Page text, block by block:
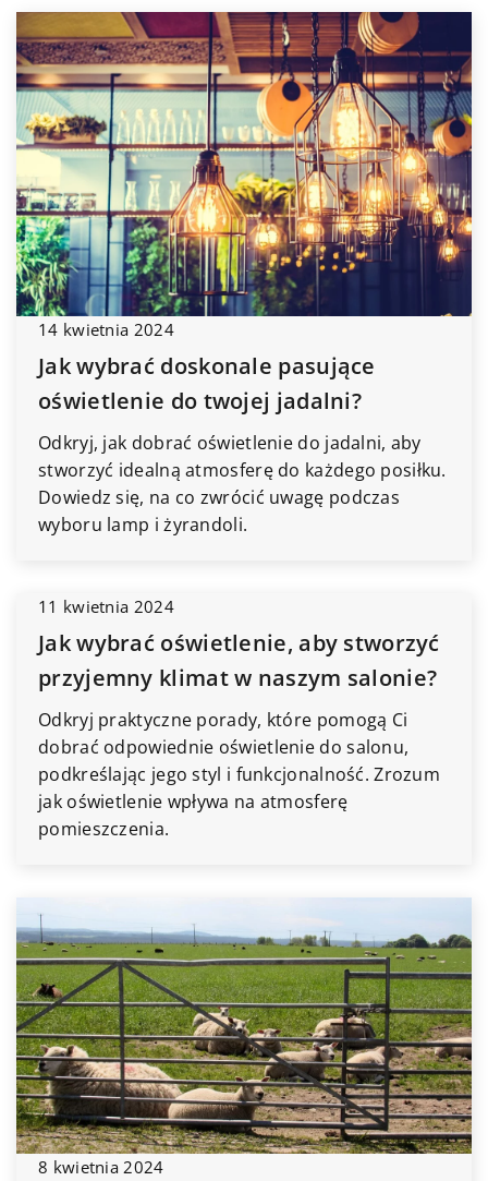
14 kwietnia 2024
Jak wybrać doskonale pasujące
oświetlenie do twojej jadalni?
Odkryj, jak dobrać oświetlenie do jadalni, aby
stworzyć idealną atmosferę do każdego posiłku.
Dowiedz się, na co zwrócić uwagę podczas
wyboru lamp i żyrandoli.
11 kwietnia 2024
Jak wybrać oświetlenie, aby stworzyć
przyjemny klimat w naszym salonie?
Odkryj praktyczne porady, które pomogą Ci
dobrać odpowiednie oświetlenie do salonu,
podkreślając jego styl i funkcjonalność. Zrozum
jak oświetlenie wpływa na atmosferę
pomieszczenia.
8 kwietnia 2024